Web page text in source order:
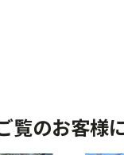
覧のお客様